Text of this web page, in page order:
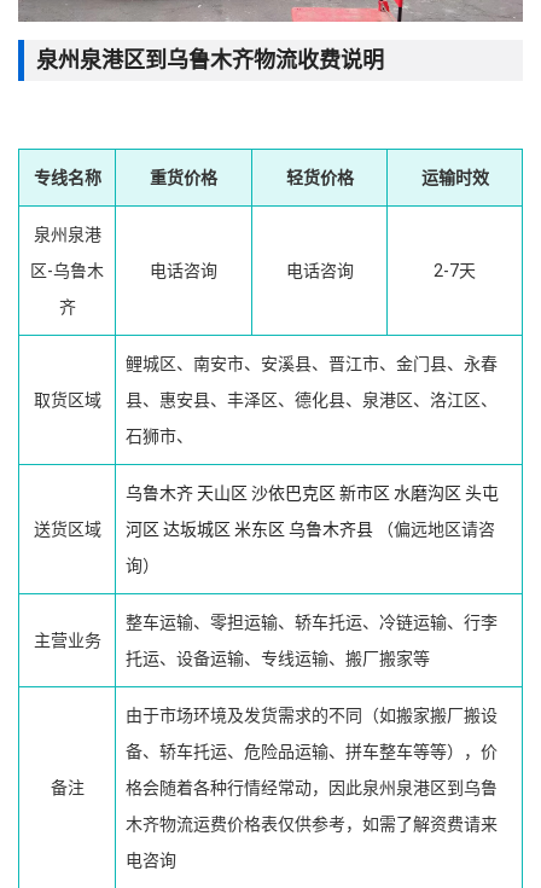
泉州泉港区到乌鲁木齐物流收费说明
专线名称 重货价格 轻货价格 运输时效
泉州泉港
区-乌鲁木
齐
电话咨询 电话咨询 2-7天
取货区域
鲤城区、南安市、安溪县、晋江市、金门县、永春
县、惠安县、丰泽区、德化县、泉港区、洛江区、
石狮市、
送货区域
乌鲁木齐 天山区 沙依巴克区 新市区 水磨沟区 头屯
河区 达坂城区 米东区 乌鲁木齐县 （偏远地区请咨
询）
主营业务
整车运输、零担运输、轿车托运、冷链运输、行李
托运、设备运输、专线运输、搬厂搬家等
备注
由于市场环境及发货需求的不同（如搬家搬厂搬设
备、轿车托运、危险品运输、拼车整车等等），价
格会随着各种行情经常动，因此泉州泉港区到乌鲁
木齐物流运费价格表仅供参考，如需了解资费请来
电咨询